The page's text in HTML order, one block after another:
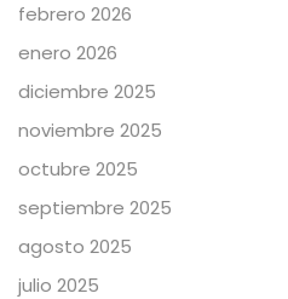
febrero 2026
enero 2026
diciembre 2025
noviembre 2025
octubre 2025
septiembre 2025
agosto 2025
julio 2025